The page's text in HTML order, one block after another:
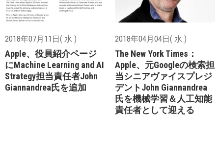
2018年07月11日( 水 )
Apple、役員紹介ページ
にMachine Learning and AI
Strategy担当責任者John
Giannandrea氏を追加
2018年04月04日( 水 )
The New York Times：
Apple、元Googleの検索担
当シニアヴァイスプレジ
デントJohn Giannandrea
氏を機械学習＆人工知能
責任者として迎える